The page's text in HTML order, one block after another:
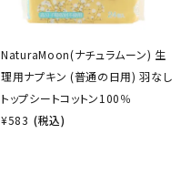
NaturaMoon(ナチュラムーン) 生
理用ナプキン (普通の日用) 羽なし
トップシートコットン100％
¥583 (税込)